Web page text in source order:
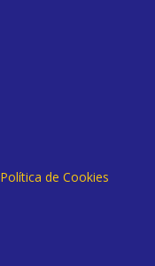
Política de Cookies